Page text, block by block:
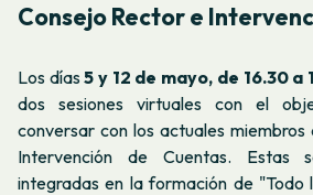
Consejo Rector e
Los días5 y 12 de mayo, de 16.30 a
dos sesiones virtuales con el
conversar con los actuales
Intervención de Cuentas. Estas
integradas en la formación de "Todo